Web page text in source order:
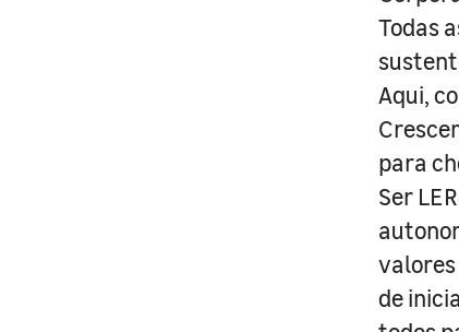
Todas
Aqui,
para
Ser
de